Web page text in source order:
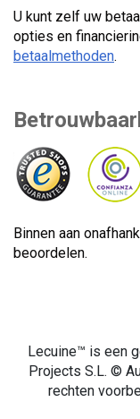
U kunt zelf uw
opties en
betaalmethoden.
Binnen aan
beoordelen.
Lecuine™ is een
Projects S.L. ©
rechten